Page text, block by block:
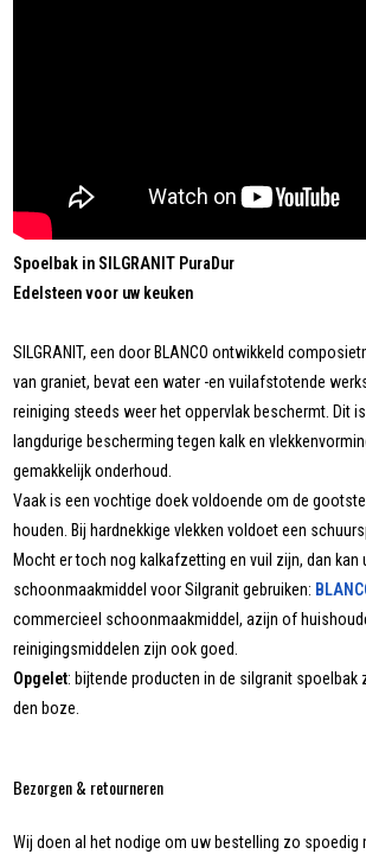
Spoelbak in SILGRANIT PuraDur
Edelsteen voor uw keuken
SILGRANIT, een door BLANCO ontwikkeld
van graniet, bevat een water -en vuilafstotende
reiniging steeds weer het oppervlak beschermt. Dit
langdurige bescherming tegen kalk en
gemakkelijk onderhoud.
Vaak is een vochtige doek voldoende om de
houden. Bij hardnekkige vlekken voldoet een
Mocht er toch nog kalkafzetting en vuil zijn, dan kan
schoonmaakmiddel voor Silgranit gebruiken:
commercieel schoonmaakmiddel, azijn of
reinigingsmiddelen zijn ook goed.
Opgelet: bijtende producten in de silgranit spoelbak
den boze.
Bezorgen & retourneren
Wij doen al het nodige om uw bestelling zo spoedig